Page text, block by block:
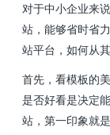
对于中小企业来
站，能够省时省
站平台，如何从
首先，看模板的
是否好看是决定
站，第一印象就